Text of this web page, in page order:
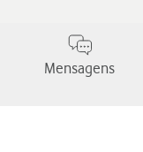
Mensagens